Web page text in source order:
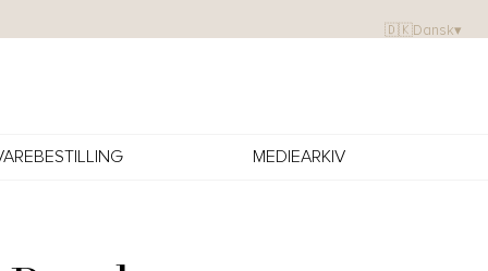
🇩🇰Dansk▾
MEDIEARKIV